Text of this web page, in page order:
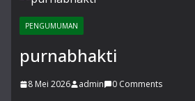
PENGUMUMAN
purnabhakti
8 Mei 2026 admin 0 Comments